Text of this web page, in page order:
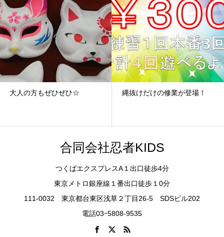
大人の方もぜひぜひ☆ 縄抜けだけの修業が登場！
合同会社忍者KIDS
つくばエクスプレスA１出口徒歩4分
東京メトロ銀座線１番出口徒歩１0分
111-0032 東京都台東区浅草２丁目26-5 SDSビル202
電話03ｰ5808-9535